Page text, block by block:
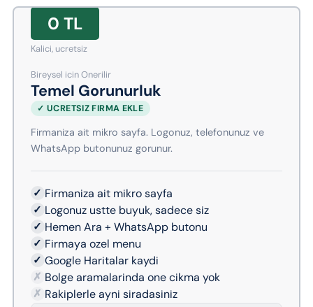
0 TL
Kalici, ucretsiz
Bireysel icin Onerilir
Temel Gorunurluk
✓ UCRETSIZ FIRMA EKLE
Firmaniza ait mikro sayfa. Logonuz, telefonunuz ve
WhatsApp butonunuz gorunur.
✓ Firmaniza ait mikro sayfa
✓ Logonuz ustte buyuk, sadece siz
✓ Hemen Ara + WhatsApp butonu
✓ Firmaya ozel menu
✓ Google Haritalar kaydi
✗ Bolge aramalarinda one cikma yok
✗ Rakiplerle ayni siradasiniz